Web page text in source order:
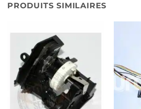
PRODUITS SIMILAIRES